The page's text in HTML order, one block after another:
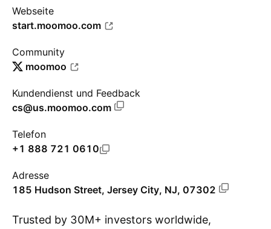
Webseite
start.moomoo.com
Community
moomoo
Kundendienst und Feedback
cs@us.moomoo.com
Telefon
+1 888 721 0610
Adresse
185 Hudson Street, Jersey City, NJ, 07302
Trusted by 30M+ investors worldwide,